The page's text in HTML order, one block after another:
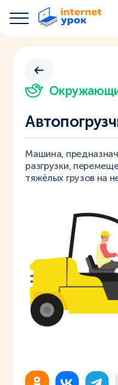
Машина,
разгрузки,
тяжёлых грузов на